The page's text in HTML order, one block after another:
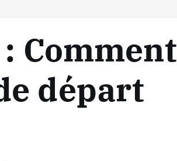
Comment
départ